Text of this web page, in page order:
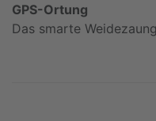
GPS-Ortung
Das smarte